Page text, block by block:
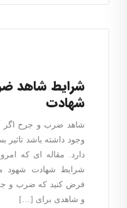
شرایط شاهد
شهادت
شاهد ضرب و جرح اگر
وجود داشته باشد تاثیر
دارد. مقاله ای که
شرایط شهادت شهود
فرض کنید که ضرب و جرح
و شاهدی برای […]